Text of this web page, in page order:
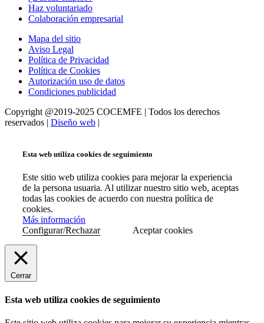
Haz voluntariado
Colaboración empresarial
Mapa del sitio
Aviso Legal
Política de Privacidad
Política de Cookies
Autorización uso de datos
Condiciones publicidad
Copyright @2019-2025 COCEMFE | Todos los derechos
reservados | Diseño web |
Esta web utiliza cookies de seguimiento
Este sitio web utiliza cookies para mejorar la experiencia
de la persona usuaria. Al utilizar nuestro sitio web, aceptas
todas las cookies de acuerdo con nuestra política de
cookies.
Más información
Configurar/Rechazar
Aceptar cookies
Cerrar
Esta web utiliza cookies de seguimiento